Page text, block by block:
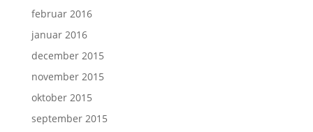
februar 2016
januar 2016
december 2015
november 2015
oktober 2015
september 2015